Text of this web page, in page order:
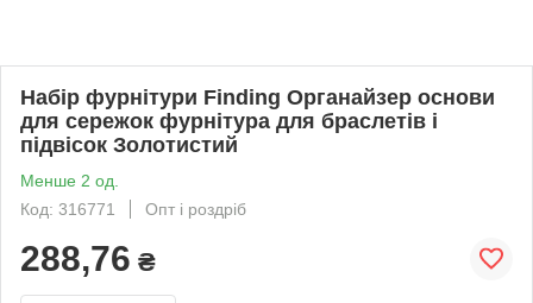
Набір фурнітури Finding Органайзер основи
для сережок фурнітура для браслетів і
підвісок Золотистий
Менше 2 од.
Код: 316771
Опт і роздріб
288,76 ₴